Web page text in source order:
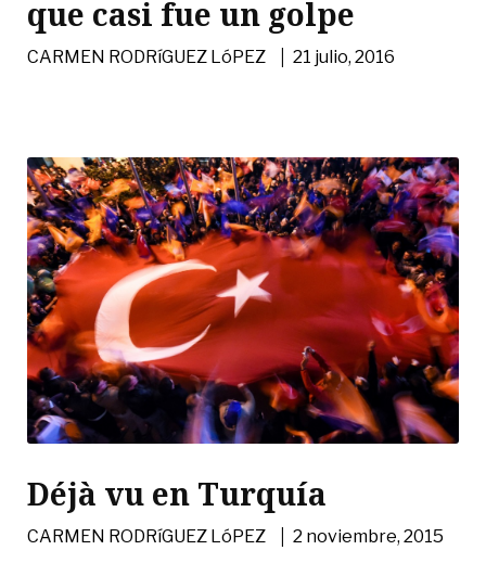
que casi fue un golpe
CARMEN RODRíGUEZ LóPEZ |21 julio, 2016
Déjà vu en Turquía
CARMEN RODRíGUEZ LóPEZ |2 noviembre, 2015